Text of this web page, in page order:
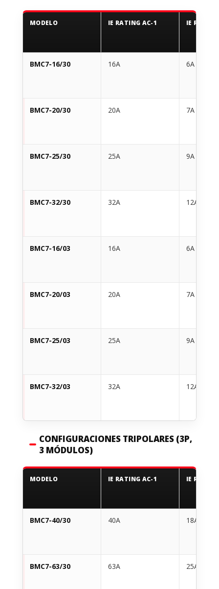
MODELO IE RATING AC-1 IE
BMC7-16/30 16A 6A
BMC7-20/30 20A 7A
BMC7-25/30 25A 9A
BMC7-32/30 32A 12A
BMC7-16/03 16A 6A
BMC7-20/03 20A 7A
BMC7-25/03 25A 9A
BMC7-32/03 32A 12A
CONFIGURACIONES TRIPOLARES (3P,
3 MÓDULOS)
MODELO IE RATING AC-1 IE
BMC7-40/30 40A 18A
BMC7-63/30 63A 25A